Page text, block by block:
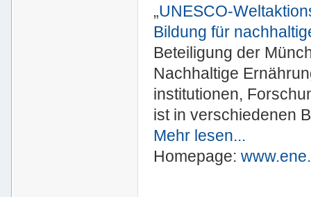
„UNESCO-
Bildung für
Beteiligung der
Nachhaltige
institutionen,
ist in verschiedenen
Mehr lesen...
Homepage: